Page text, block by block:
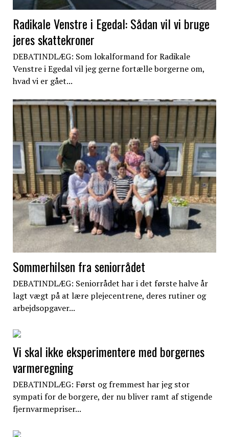
Radikale Venstre i Egedal: Sådan vil vi bruge
jeres skattekroner
DEBATINDLÆG: Som lokalformand for Radikale
Venstre i Egedal vil jeg gerne fortælle borgerne om,
hvad vi er gået...
Sommerhilsen fra seniorrådet
DEBATINDLÆG: Seniorrådet har i det første halve år
lagt vægt på at lære plejecentrene, deres rutiner og
arbejdsopgaver...
Vi skal ikke eksperimentere med borgernes
varmeregning
DEBATINDLÆG: Først og fremmest har jeg stor
sympati for de borgere, der nu bliver ramt af stigende
fjernvarmepriser...